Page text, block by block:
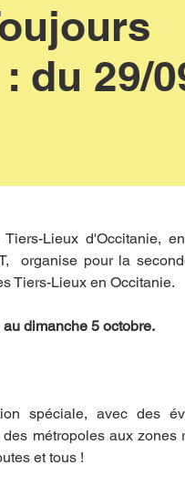
du 29/
Lieux d'Occitanie,
organise pour la
Tiers-Lieux en Occitanie.
dimanche 5 octobre.
spéciale, avec des
métropoles aux zones
et tous !